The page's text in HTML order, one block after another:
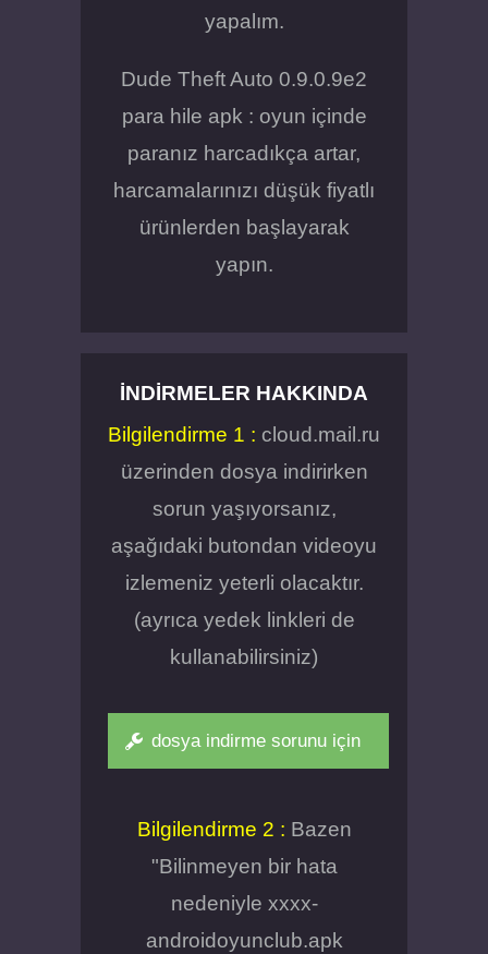
yapalım.
Dude Theft Auto 0.9.0.9e2
para hile apk : oyun içinde
paranız harcadıkça artar,
harcamalarınızı düşük fiyatlı
ürünlerden başlayarak
yapın.
İNDIRMELER HAKKINDA
Bilgilendirme 1 : cloud.mail.ru
üzerinden dosya indirirken
sorun yaşıyorsanız,
aşağıdaki butondan videoyu
izlemeniz yeterli olacaktır.
(ayrıca yedek linkleri de
kullanabilirsiniz)
dosya indirme sorunu için
Bilgilendirme 2 : Bazen
"Bilinmeyen bir hata
nedeniyle xxxx-
androidoyunclub.apk